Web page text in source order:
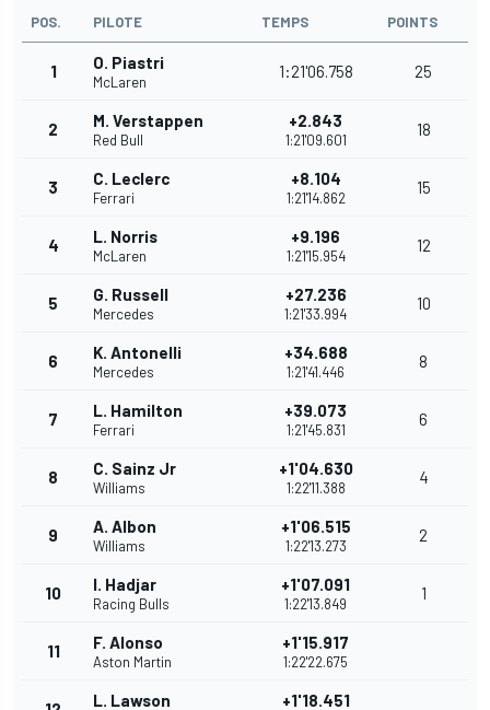
POS. PILOTE TEMPS POINTS
1 O. Piastri
McLaren
1:21'06.758 25
2 M. Verstappen
Red Bull
+2.843
1:21'09.601
18
3 C. Leclerc
Ferrari
+8.104
1:21'14.862
15
4 L. Norris
McLaren
+9.196
1:21'15.954
12
5 G. Russell
Mercedes
+27.236
1:21'33.994
10
6 K. Antonelli
Mercedes
+34.688
1:21'41.446
8
7 L. Hamilton
Ferrari
+39.073
1:21'45.831
6
8 C. Sainz Jr
Williams
+1'04.630
1:22'11.388
4
9 A. Albon
Williams
+1'06.515
1:22'13.273
2
10 I. Hadjar
Racing Bulls
+1'07.091
1:22'13.849
1
11 F. Alonso
Aston Martin
+1'15.917
1:22'22.675
L. Lawson +1'18.451